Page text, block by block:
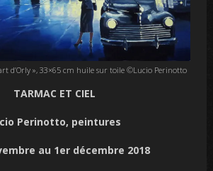
d’Orly », 33×65 cm huile sur toile ©Lucio Perinotto
TARMAC ET CIEL
Perinotto, peintures
au 1er décembre 2018